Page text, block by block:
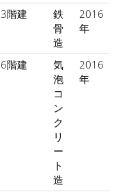
3階建
鉄
骨
造
2016
年
6階建
気
泡
コ
ン
ク
リ
ー
ト
造
2016
年